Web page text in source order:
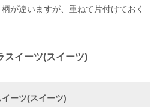
が違いますが、重ねて片付けておく
イーツ(スイーツ)
ーツ(スイーツ)